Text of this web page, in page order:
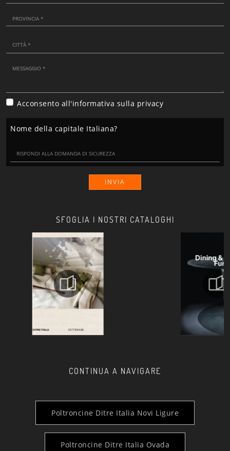
SFOGLIA I NOSTRI CATALOGHI
CONTINUA A NAVIGARE
Poltroncine Ditre Italia Novi Ligure
Poltroncine Ditre Italia Ovada
Acconsento all'informativa sulla privacy
Nome della capitale Italiana?
INVIA